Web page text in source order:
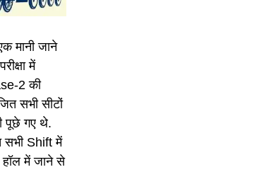
मानी जाने
में
2 की
सभी सीटों
पूछे गए थे.
सभी Shift में
में जाने से